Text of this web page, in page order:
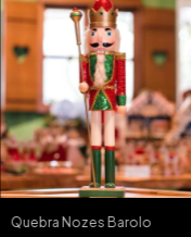
Quebra Nozes Barolo